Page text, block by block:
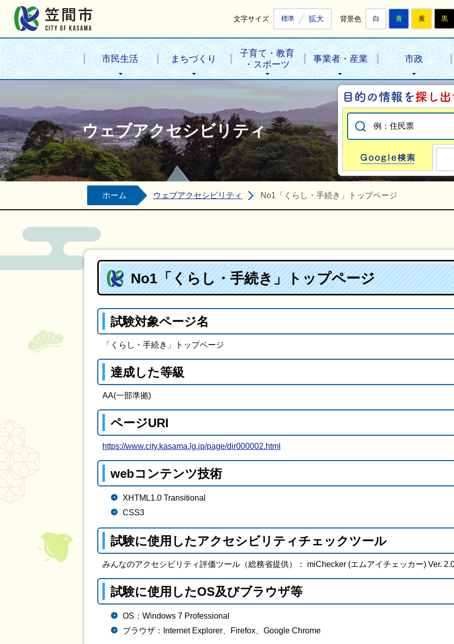
文字サイズ 標準 拡大 背景色 白 青 黄 黒
市民生活 まちづくり
子育て・教育
・スポーツ
事業者・産業 市政
ウェブアクセシビリティ
ホーム ウェブアクセシビリティ No1「くらし・手続き」トップページ
No1「くらし・手続き」トップページ
試験対象ページ名
「くらし・手続き」トップページ
達成した等級
AA(一部準拠)
ページURI
https://www.city.kasama.lg.jp/page/dir000002.html
webコンテンツ技術
XHTML1.0 Transitional
CSS3
試験に使用したアクセシビリティチェックツール
みんなのアクセシビリティ評価ツール（総務省提供）： miChecker (エムアイチェッカー) Ver.
試験に使用したOS及びブラウザ等
OS：Windows 7 Professional
ブラウザ：Internet Explorer、Firefox、Google Chrome